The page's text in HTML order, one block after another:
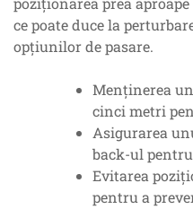
ce poate duce la
opțiunilor de pasare.
Menținerea
cinci metri
Asigurarea
back-ul
Evitarea
pentru a